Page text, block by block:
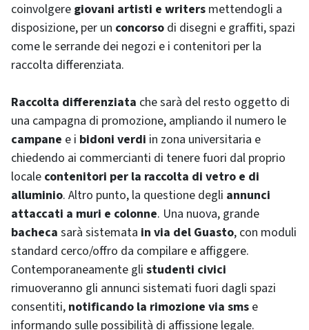
coinvolgere giovani artisti e writers mettendogli a
disposizione, per un concorso di disegni e graffiti, spazi
come le serrande dei negozi e i contenitori per la
raccolta differenziata.
Raccolta differenziata che sarà del resto oggetto di
una campagna di promozione, ampliando il numero le
campane e i bidoni verdi in zona universitaria e
chiedendo ai commercianti di tenere fuori dal proprio
locale contenitori per la raccolta di vetro e di
alluminio. Altro punto, la questione degli annunci
attaccati a muri e colonne. Una nuova, grande
bacheca sarà sistemata in via del Guasto, con moduli
standard cerco/offro da compilare e affiggere.
Contemporaneamente gli studenti civici
rimuoveranno gli annunci sistemati fuori dagli spazi
consentiti, notificando la rimozione via sms e
informando sulle possibilità di affissione legale.